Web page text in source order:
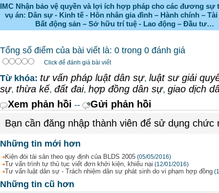
IMC Nhận bảo vệ quyền và lợi ích hợp pháp cho các đương sự
vụ án: Dân sự - Kinh tế - Hôn nhân gia đình – Hành chính –
Bất động sản – Sở hữu trí tuệ - Lao động – Đầu tư…
Tổng số điểm của bài viết là: 0 trong 0 đánh giá
Click để đánh giá bài viết
Từ khóa: tư vấn pháp luật dân sự, luật sư giải
sự, thừa kế, đất đai, hợp đồng dân sự, giao dịch
Xem phản hồi --
Gửi phản hồi
Bạn cần đăng nhập thành viên để sử dụng chức
Những tin mới hơn
Kiện đòi tài sản theo quy định của BLDS 2005 (05/05/2016)
Tư vấn trình tự thủ tục viết đơn khởi kiện, khiếu nại (12/01/2016)
Tư vấn luật dân sự - Trách nhiệm dân sự phát sinh do vi phạm hợp đồng
Những tin cũ hơn